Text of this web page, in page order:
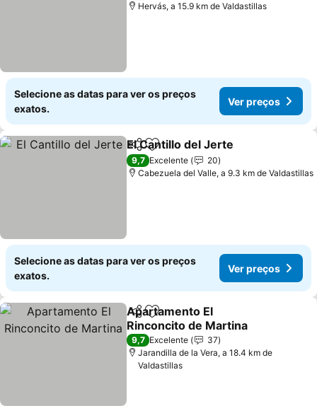
Hervás, a 15.9 km de Valdastillas
Selecione as datas para ver os preços
exatos.
Ver preços
PartilharAdicionar aos favoritos
El Cantillo del Jerte
9,7 Excelente
20
Cabezuela del Valle, a 9.3 km de Valdastillas
Selecione as datas para ver os preços
exatos.
Ver preços
PartilharAdicionar aos favoritos
Apartamento El
Rinconcito de Martina
9,7 Excelente
37
Jarandilla de la Vera, a 18.4 km de
Valdastillas